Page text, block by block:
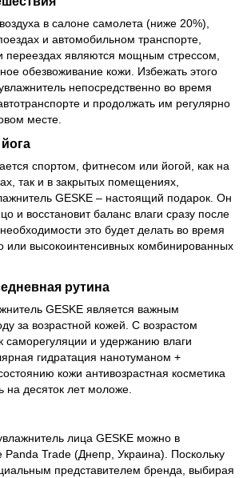
в салоне самолета (ниже 20%),
и автомобильном транспорте,
переездах являются мощным стрессом,
обезвоживание кожи. Избежать этого
непосредственно во время
и продолжать им регулярно
месте.
спортом, фитнесом или йогой, как на
так и в закрытых помещениях,
GESKE – настоящий подарок. Он
и восстановит баланс влаги сразу после
это будет делать во время
или высокоинтенсивных комбинированных
рутина
GESKE является важным
за возрастной кожей. С возрастом
саморегуляции и удержанию влаги
гидратация нанотуманом +
кожи антивозрастная косметика
на десяток лет моложе.
лица GESKE можно в
Panda Trade (Днепр, Украина). Поскольку
представителем бренда, выбирая